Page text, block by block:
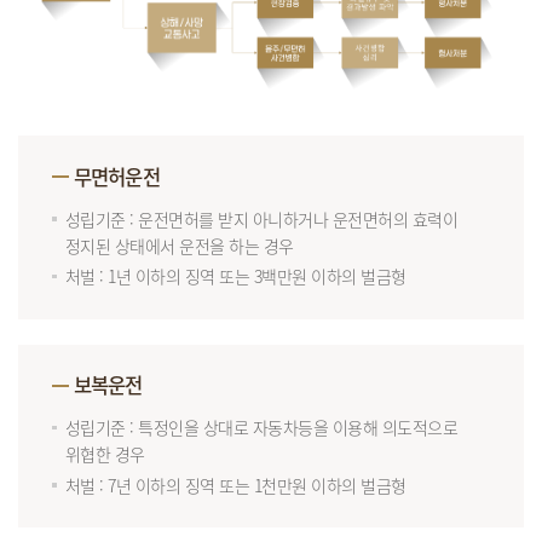
무면허운전
성립기준 : 운전면허를 받지 아니하거나 운전면허의 효력이
정지된 상태에서 운전을 하는 경우
처벌 : 1년 이하의 징역 또는 3백만원 이하의 벌금형
보복운전
성립기준 : 특정인을 상대로 자동차등을 이용해 의도적으로
위협한 경우
처벌 : 7년 이하의 징역 또는 1천만원 이하의 벌금형